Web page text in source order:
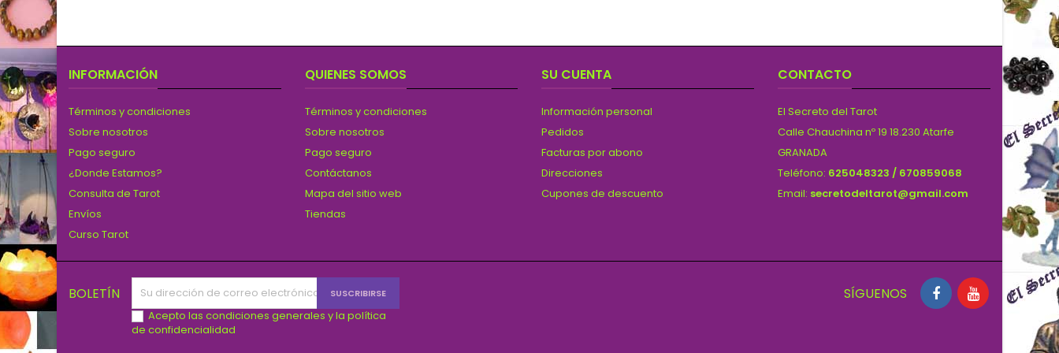
INFORMACIÓN
Términos y condiciones
Sobre nosotros
Pago seguro
¿Donde Estamos?
Consulta de Tarot
Envíos
Curso Tarot
QUIENES SOMOS
Términos y condiciones
Sobre nosotros
Pago seguro
Contáctanos
Mapa del sitio web
Tiendas
SU CUENTA
Información personal
Pedidos
Facturas por abono
Direcciones
Cupones de descuento
CONTACTO
El Secreto del Tarot
Calle Chauchina nº 19 18.230 Atarfe
GRANADA
Teléfono: 625048323 / 670859068
Email: secretodeltarot@gmail.com
BOLETÍN
Acepto las condiciones generales y la política
de confidencialidad
SÍGUENOS